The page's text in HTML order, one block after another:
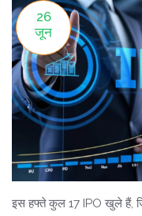
26
जून
इस हफ्ते कुल 17 IPO खुले हैं,